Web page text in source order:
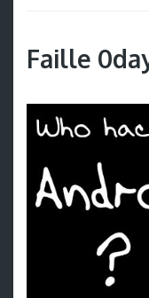
Faille